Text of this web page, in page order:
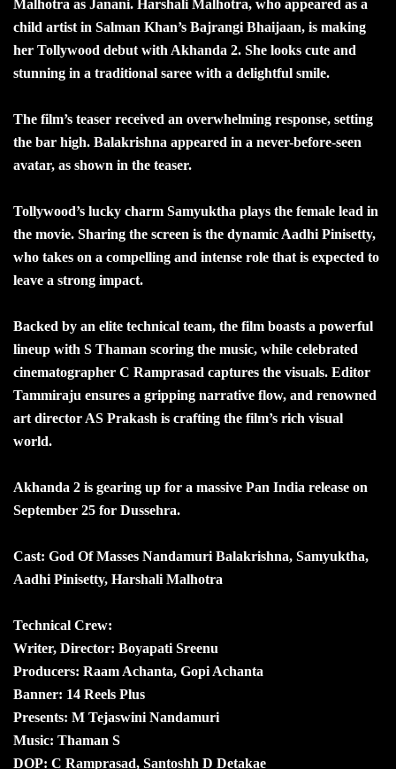
Malhotra as Janani. Harshali Malhotra, who appeared as a
child artist in Salman Khan’s Bajrangi Bhaijaan, is making
her Tollywood debut with Akhanda 2. She looks cute and
stunning in a traditional saree with a delightful smile.
The film’s teaser received an overwhelming response, setting
the bar high. Balakrishna appeared in a never-before-seen
avatar, as shown in the teaser.
Tollywood’s lucky charm Samyuktha plays the female lead in
the movie. Sharing the screen is the dynamic Aadhi Pinisetty,
who takes on a compelling and intense role that is expected to
leave a strong impact.
Backed by an elite technical team, the film boasts a powerful
lineup with S Thaman scoring the music, while celebrated
cinematographer C Ramprasad captures the visuals. Editor
Tammiraju ensures a gripping narrative flow, and renowned
art director AS Prakash is crafting the film’s rich visual
world.
Akhanda 2 is gearing up for a massive Pan India release on
September 25 for Dussehra.
Cast: God Of Masses Nandamuri Balakrishna, Samyuktha,
Aadhi Pinisetty, Harshali Malhotra
Technical Crew:
Writer, Director: Boyapati Sreenu
Producers: Raam Achanta, Gopi Achanta
Banner: 14 Reels Plus
Presents: M Tejaswini Nandamuri
Music: Thaman S
DOP: C Ramprasad, Santoshh D Detakae